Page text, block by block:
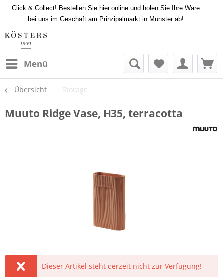
Click & Collect! Bestellen Sie hier online und holen Sie Ihre Ware
bei uns im Geschäft am Prinzipalmarkt in Münster ab!
Menü
Übersicht Storage
Muuto Ridge Vase, H35, terracotta
Dieser Artikel steht derzeit nicht zur Verfügung!